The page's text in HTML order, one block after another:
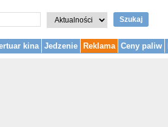
Szukaj
kina Jedzenie Reklama Ceny paliw